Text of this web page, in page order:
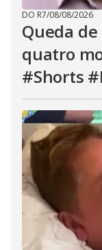
DO R7/08/08/2026
Queda
quatro
#Shorts